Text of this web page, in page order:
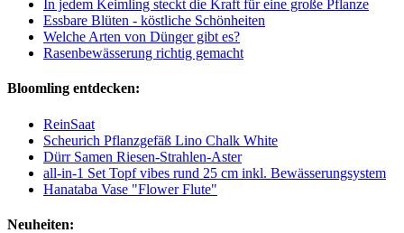
In jedem Keimling steckt die Kraft für eine große Pflanze
Essbare Blüten - köstliche Schönheiten
Welche Arten von Dünger gibt es?
Rasenbewässerung richtig gemacht
Bloomling entdecken:
ReinSaat
Scheurich Pflanzgefäß Lino Chalk White
Dürr Samen Riesen-Strahlen-Aster
all-in-1 Set Topf vibes rund 25 cm inkl. Bewässerungsystem
Hanataba Vase "Flower Flute"
Neuheiten: